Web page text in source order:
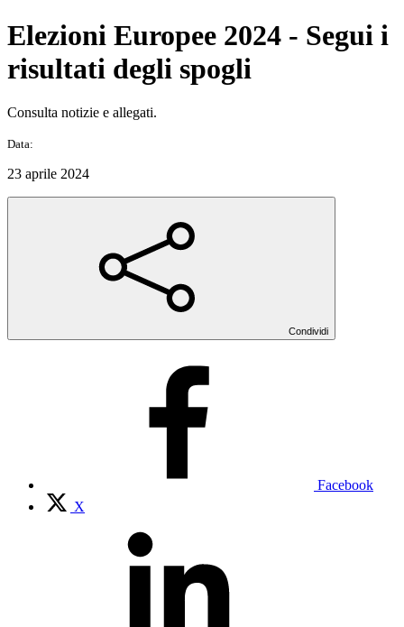
Elezioni Europee 2024 - Segui i
risultati degli spogli
Consulta notizie e allegati.
Data:
23 aprile 2024
Condividi
Facebook
X